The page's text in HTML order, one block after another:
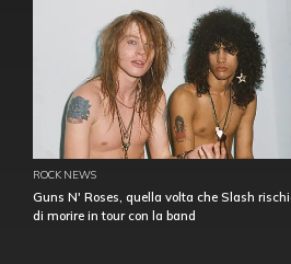
ROCK NEWS
Guns N' Roses, quella volta che Slash
di morire in tour con la band